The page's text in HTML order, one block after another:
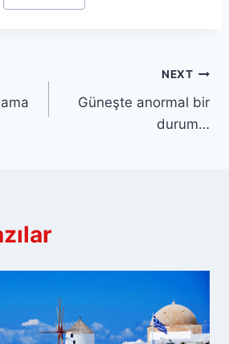
NEXT
Güneşte anormal bir
durum…